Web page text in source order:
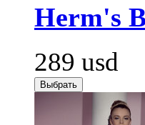
Herm's
289 usd